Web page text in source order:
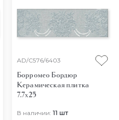
AD/C576/6403
Борромео Бордюр
Керамическая плитка
7.7x25
В наличии: 11 шт